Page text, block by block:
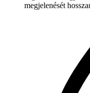
megjelenését